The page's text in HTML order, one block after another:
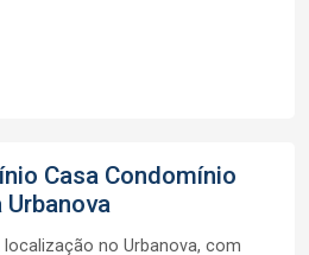
Casa Condomínio
no Urbanova, com